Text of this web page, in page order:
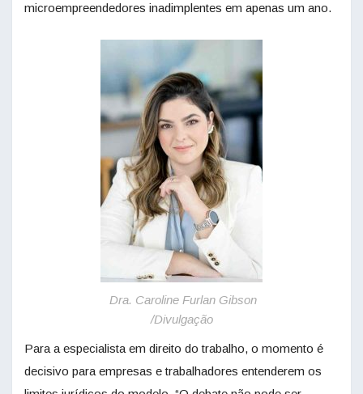
microempreendedores inadimplentes em apenas um ano.
Dra. Caroline Furlan Gibson
/Divulgação
Para a especialista em direito do trabalho, o momento é
decisivo para empresas e trabalhadores entenderem os